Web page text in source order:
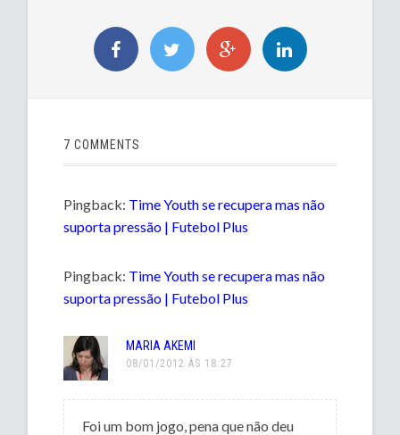
7 COMMENTS
Pingback: Time Youth se recupera mas não
suporta pressão | Futebol Plus
Pingback: Time Youth se recupera mas não
suporta pressão | Futebol Plus
MARIA AKEMI
08/01/2012 ÀS 18:27
Foi um bom jogo, pena que não deu